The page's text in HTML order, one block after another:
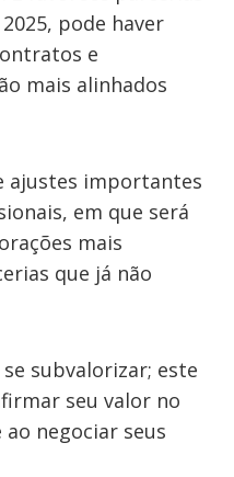
pode haver
e
mais alinhados
ajustes importantes
em que será
mais
que já não
subvalorizar; este
seu valor no
negociar seus